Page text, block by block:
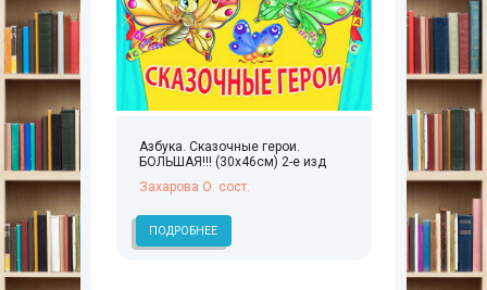
Азбука. Сказочные герои.
БОЛЬШАЯ!!! (30х46см) 2-е изд
Захарова О. сост.
ПОДРОБНЕЕ